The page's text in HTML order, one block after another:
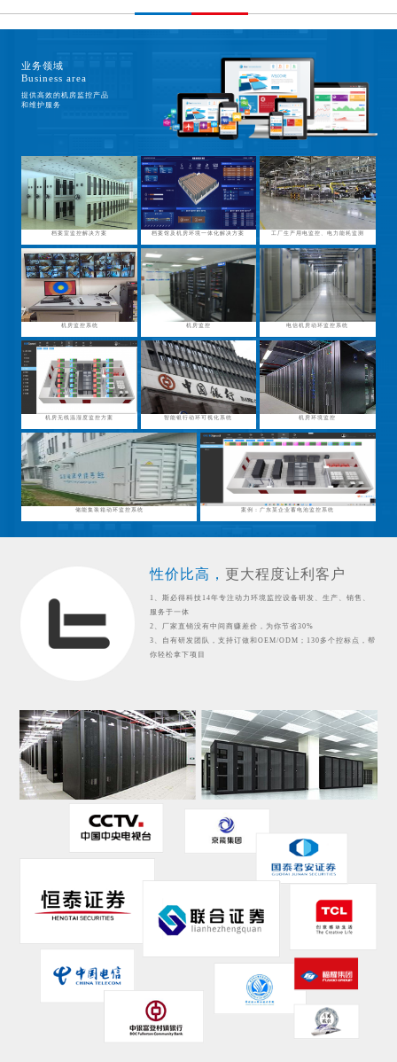
业务领域
Business area
提供高效的机房监控产品
和维护服务
档案室监控解决方案 档案馆及机房环境一体化解决方案 工厂生产用电监控、电力能耗监测
机房监控系统 机房监控 电信机房动环监控系统
机房无线温湿度监控方案 智能银行动环可视化系统 机房环境监控
储能集装箱动环监控系统 案例：广东某企业蓄电池监控系统
性价比高， 更大程度让利客户
1、斯必得科技14年专注动力环境监控设备研发、生产、销售、
服务于一体
2、厂家直销没有中间商赚差价，为你节省30%
3、自有研发团队，支持订做和OEM/ODM；130多个控标点，帮
你轻松拿下项目